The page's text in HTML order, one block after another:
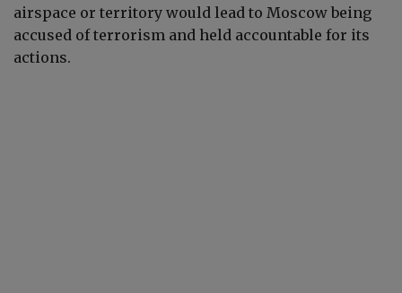
airspace or territory would lead to Moscow being
accused of terrorism and held accountable for its
actions.